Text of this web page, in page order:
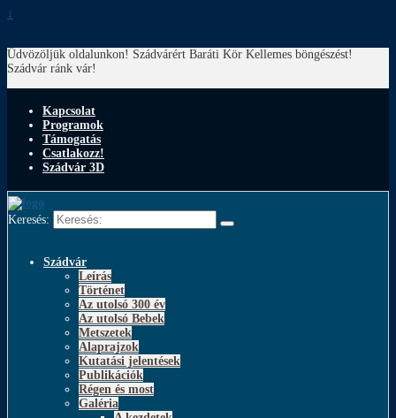
↓
Üdvözöljük oldalunkon! Szádvárért Baráti Kör Kellemes böngészést!
Szádvár ránk vár!
Kapcsolat
Programok
Támogatás
Csatlakozz!
Szádvár 3D
Keresés:
Szádvár
Leírás
Történet
Az utolsó 300 év
Az utolsó Bebek
Metszetek
Alaprajzok
Kutatási jelentések
Publikációk
Régen és most
Galéria